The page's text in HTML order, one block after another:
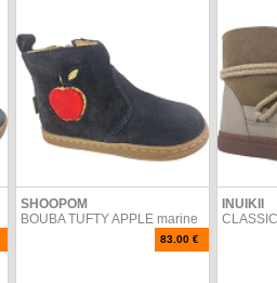
SHOOPOM
BOUBA TUFTY APPLE marine
83.00 €
INUIKII